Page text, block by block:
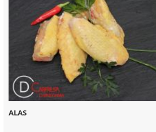
ALAS